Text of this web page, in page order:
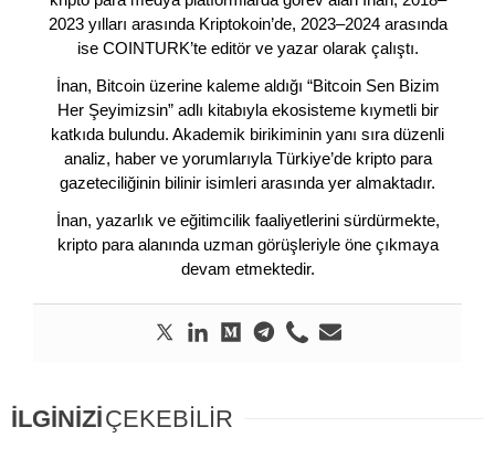
2023 yılları arasında Kriptokoin’de, 2023–2024 arasında
ise COINTURK’te editör ve yazar olarak çalıştı.
İnan, Bitcoin üzerine kaleme aldığı “Bitcoin Sen Bizim
Her Şeyimizsin” adlı kitabıyla ekosisteme kıymetli bir
katkıda bulundu. Akademik birikiminin yanı sıra düzenli
analiz, haber ve yorumlarıyla Türkiye’de kripto para
gazeteciliğinin bilinir isimleri arasında yer almaktadır.
İnan, yazarlık ve eğitimcilik faaliyetlerini sürdürmekte,
kripto para alanında uzman görüşleriyle öne çıkmaya
devam etmektedir.
İLGİNİZİÇEKEBİLİR